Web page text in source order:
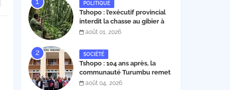
POLITIQUE
Tshopo : l’exécutif provincial
interdit la chasse au gibier à
poil et à plume du 1er août au
août 01, 2026
SOCIÉTÉ
Tshopo : 104 ans après, la
communauté Turumbu remet
enfin son cahier des charges à
août 04, 2026